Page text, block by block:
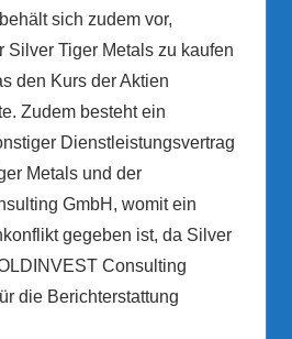
sich zudem vor,
Silver Tiger Metals zu kaufen
den Kurs der Aktien
Zudem besteht ein
Dienstleistungsvertrag
Metals und der
GmbH, womit ein
gegeben ist, da Silver
Consulting
die Berichterstattung